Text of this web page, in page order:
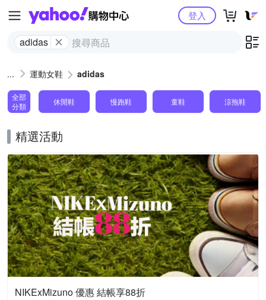
Yahoo購物中心
adidas
登入
運動女鞋 adidas
全部
分類
休閒鞋 慢跑鞋 童鞋 涼拖鞋
精選活動
NIKExMizuno 優惠 結帳享88折